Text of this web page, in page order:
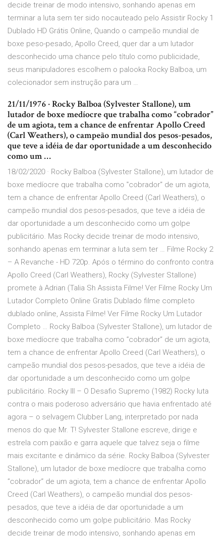
decide treinar de modo intensivo, sonhando apenas em
terminar a luta sem ter sido nocauteado pelo Assistir Rocky 1
Dublado HD Grátis Online, Quando o campeão mundial de
boxe peso-pesado, Apollo Creed, quer dar a um lutador
desconhecido uma chance pelo título como publicidade,
seus manipuladores escolhem o palooka Rocky Balboa, um
colecionador sem instrução para um …
21/11/1976 · Rocky Balboa (Sylvester Stallone), um
lutador de boxe medíocre que trabalha como “cobrador”
de um agiota, tem a chance de enfrentar Apollo Creed
(Carl Weathers), o campeão mundial dos pesos-pesados,
que teve a idéia de dar oportunidade a um desconhecido
como um …
18/02/2020 · Rocky Balboa (Sylvester Stallone), um lutador de
boxe medíocre que trabalha como "cobrador" de um agiota,
tem a chance de enfrentar Apollo Creed (Carl Weathers), o
campeão mundial dos pesos-pesados, que teve a idéia de
dar oportunidade a um desconhecido como um golpe
publicitário. Mas Rocky decide treinar de modo intensivo,
sonhando apenas em terminar a luta sem ter … Filme Rocky 2
– A Revanche - HD 720p. Após o término do confronto contra
Apollo Creed (Carl Weathers), Rocky (Sylvester Stallone)
promete à Adrian (Talia Sh Assista Filme! Ver Filme Rocky Um
Lutador Completo Online Gratis Dublado filme completo
dublado online, Assista Filme! Ver Filme Rocky Um Lutador
Completo … Rocky Balboa (Sylvester Stallone), um lutador de
boxe medíocre que trabalha como “cobrador” de um agiota,
tem a chance de enfrentar Apollo Creed (Carl Weathers), o
campeão mundial dos pesos-pesados, que teve a idéia de
dar oportunidade a um desconhecido como um golpe
publicitário. Rocky III – O Desafio Supremo (1982) Rocky luta
contra o mais poderoso adversário que havia enfrentado até
agora – o selvagem Clubber Lang, interpretado por nada
menos do que Mr. T! Sylvester Stallone escreve, dirige e
estrela com paixão e garra aquele que talvez seja o filme
mais excitante e dinâmico da série. Rocky Balboa (Sylvester
Stallone), um lutador de boxe medíocre que trabalha como
“cobrador” de um agiota, tem a chance de enfrentar Apollo
Creed (Carl Weathers), o campeão mundial dos pesos-
pesados, que teve a idéia de dar oportunidade a um
desconhecido como um golpe publicitário. Mas Rocky
decide treinar de modo intensivo, sonhando apenas em